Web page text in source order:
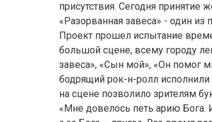
присутствия. Сегодня
«Разорванная завеса» - один
Проект прошел испытание
большой сцене, всему городу
завеса», «Сын мой», «Он помог
бодрящий рок-н-ролл исполнили
на сцене позволило зрителям
«Мне довелось петь арию Бога.